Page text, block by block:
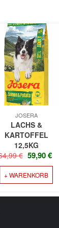
JOSERA
LACHS &
KARTOFFEL
12,5KG
€
PREIS
WAR:
64,99 €
59,90€
+ WARENKORB